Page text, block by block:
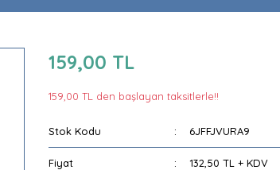
159,00 TL
159,00 TL den başlayan taksitlerle!!
Stok Kodu 6JFFJVURA9
Fiyat 132,50 TL + KDV